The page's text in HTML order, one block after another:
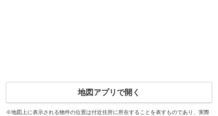
地図アプリで開く
※地図上に表示される物件の位置は付近住所に所在することを表すものであり、実際